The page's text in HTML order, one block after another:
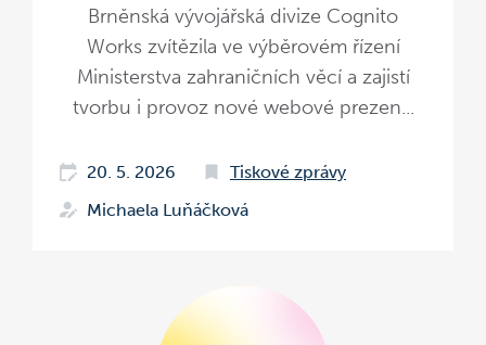
Brněnská vývojářská divize Cognito
Works zvítězila ve výběrovém řízení
Ministerstva zahraničních věcí a zajistí
tvorbu i provoz nové webové prezen...
20. 5. 2026
Tiskové zprávy
Michaela Luňáčková